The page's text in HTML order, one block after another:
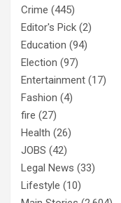
Crime (445)
Editor's Pick (2)
Education (94)
Election (97)
Entertainment (17)
Fashion (4)
fire (27)
Health (26)
JOBS (42)
Legal News (33)
Lifestyle (10)